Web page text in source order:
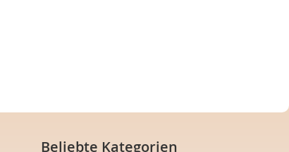
Beliebte Kategorien